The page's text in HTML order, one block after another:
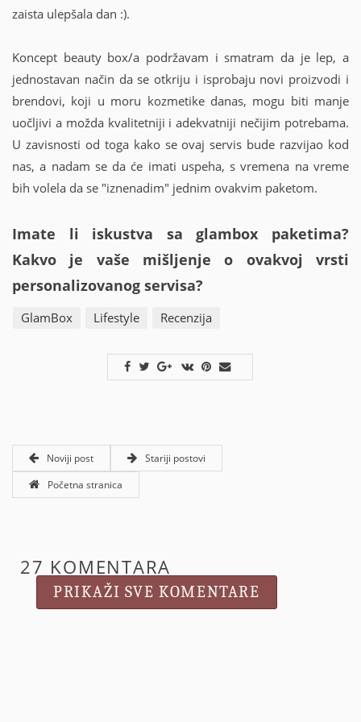
zaista ulepšala dan :).
Koncept beauty box/a podržavam i smatram da je lep, a
jednostavan način da se otkriju i isprobaju novi proizvodi i
brendovi, koji u moru kozmetike danas, mogu biti manje
uočljivi a možda kvalitetniji i adekvatniji nečijim potrebama.
U zavisnosti od toga kako se ovaj servis bude razvijao kod
nas, a nadam se da će imati uspeha, s vremena na vreme
bih volela da se "iznenadim" jednim ovakvim paketom.
Imate li iskustva sa glambox paketima?
Kakvo je vaše mišljenje o ovakvoj vrsti
personalizovanog servisa?
GlamBox Lifestyle Recenzija
Noviji post
Stariji postovi
Početna stranica
27 KOMENTARA
PRIKAŽI SVE KOMENTARE